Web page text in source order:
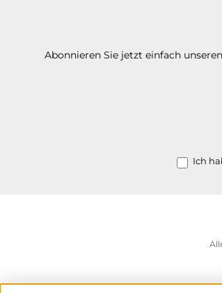
Abonnieren Sie jetzt einfach
Ich